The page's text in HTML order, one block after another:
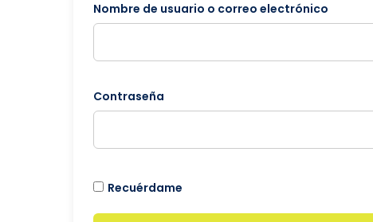
Nombre de usuario o correo electrónico
Contraseña
Recuérdame